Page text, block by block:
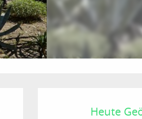
Heute